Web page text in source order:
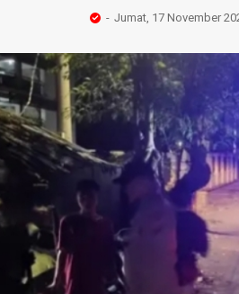
Jumat, 17 November